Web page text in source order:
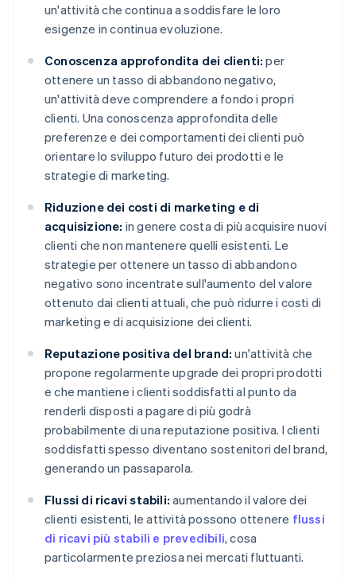
un'attività che continua a soddisfare le loro
esigenze in continua evoluzione.
Conoscenza approfondita dei clienti: per
ottenere un tasso di abbandono negativo,
un'attività deve comprendere a fondo i propri
clienti. Una conoscenza approfondita delle
preferenze e dei comportamenti dei clienti può
orientare lo sviluppo futuro dei prodotti e le
strategie di marketing.
Riduzione dei costi di marketing e di
acquisizione: in genere costa di più acquisire nuovi
clienti che non mantenere quelli esistenti. Le
strategie per ottenere un tasso di abbandono
negativo sono incentrate sull'aumento del valore
ottenuto dai clienti attuali, che può ridurre i costi di
marketing e di acquisizione dei clienti.
Reputazione positiva del brand: un'attività che
propone regolarmente upgrade dei propri prodotti
e che mantiene i clienti soddisfatti al punto da
renderli disposti a pagare di più godrà
probabilmente di una reputazione positiva. I clienti
soddisfatti spesso diventano sostenitori del brand,
generando un passaparola.
Flussi di ricavi stabili: aumentando il valore dei
clienti esistenti, le attività possono ottenere flussi
di ricavi più stabili e prevedibili, cosa
particolarmente preziosa nei mercati fluttuanti.